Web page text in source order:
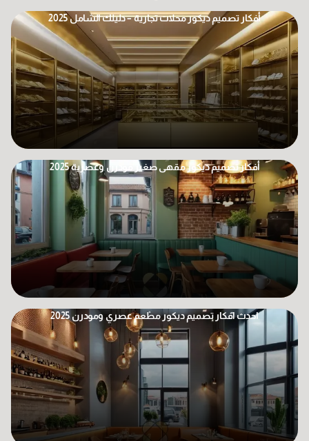
أفكار تصميم ديكور محلات تجارية – دليلك الشامل 2025
أفكار تصميم ديكور مقهى صغير مودرن وعصرية 2025
احدث افكار تصميم ديكور مطعم عصري ومودرن 2025